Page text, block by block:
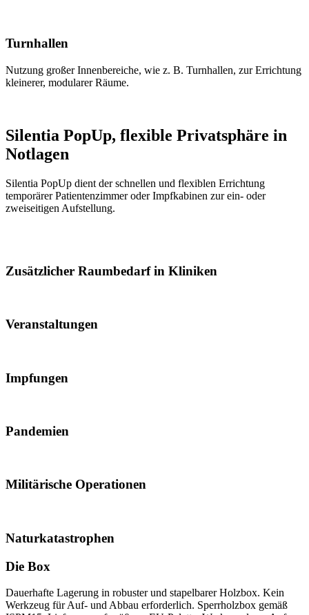
Turnhallen
Nutzung großer Innenbereiche, wie z. B. Turnhallen, zur Errichtung
kleinerer, modularer Räume.
Silentia PopUp, flexible Privatsphäre in
Notlagen
Silentia PopUp dient der schnellen und flexiblen Errichtung
temporärer Patientenzimmer oder Impfkabinen zur ein- oder
zweiseitigen Aufstellung.
Zusätzlicher Raumbedarf in Kliniken
Veranstaltungen
Impfungen
Pandemien
Militärische Operationen
Naturkatastrophen
Die Box
Dauerhafte Lagerung in robuster und stapelbarer Holzbox. Kein
Werkzeug für Auf- und Abbau erforderlich. Sperrholzbox gemäß